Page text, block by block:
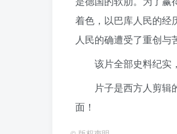
着色，以巴库人民的经
人民的确遭受了重创与
该片全部史料纪实
片子是西方人剪辑
面！